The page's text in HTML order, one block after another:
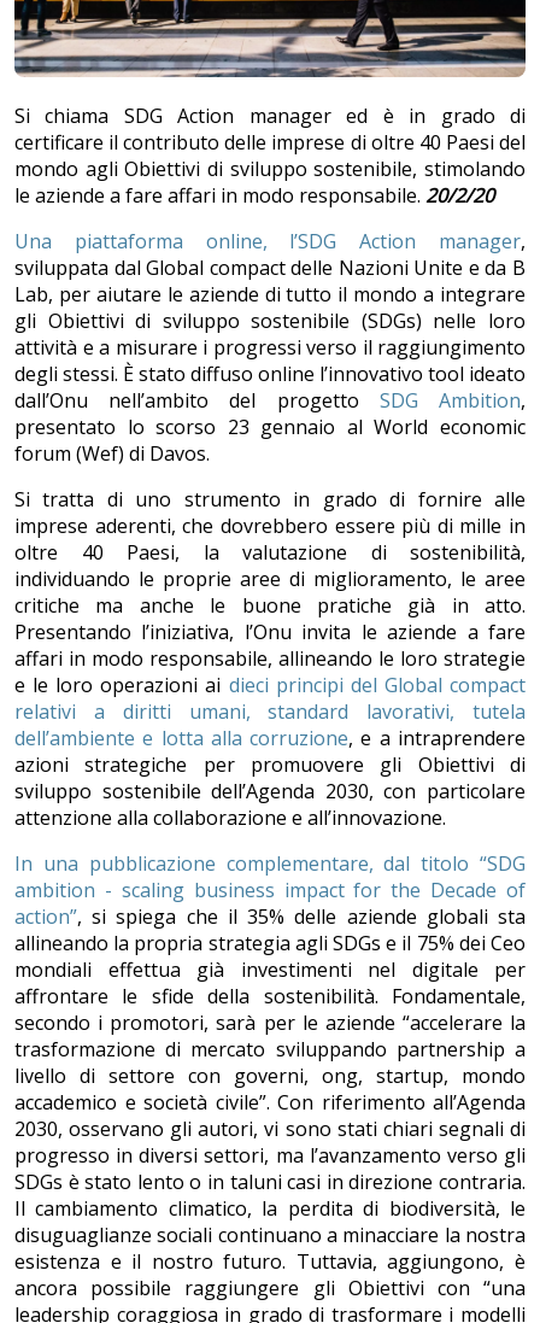
Si chiama SDG Action manager ed è in grado di
certificare il contributo delle imprese di oltre 40 Paesi del
mondo agli Obiettivi di sviluppo sostenibile, stimolando
le aziende a fare affari in modo responsabile. 20/2/20
Una piattaforma online, l’SDG Action manager,
sviluppata dal Global compact delle Nazioni Unite e da B
Lab, per aiutare le aziende di tutto il mondo a integrare
gli Obiettivi di sviluppo sostenibile (SDGs) nelle loro
attività e a misurare i progressi verso il raggiungimento
degli stessi. È stato diffuso online l’innovativo tool ideato
dall’Onu nell’ambito del progetto SDG Ambition,
presentato lo scorso 23 gennaio al World economic
forum (Wef) di Davos.
Si tratta di uno strumento in grado di fornire alle
imprese aderenti, che dovrebbero essere più di mille in
oltre 40 Paesi, la valutazione di sostenibilità,
individuando le proprie aree di miglioramento, le aree
critiche ma anche le buone pratiche già in atto.
Presentando l’iniziativa, l’Onu invita le aziende a fare
affari in modo responsabile, allineando le loro strategie
e le loro operazioni ai dieci principi del Global compact
relativi a diritti umani, standard lavorativi, tutela
dell’ambiente e lotta alla corruzione, e a intraprendere
azioni strategiche per promuovere gli Obiettivi di
sviluppo sostenibile dell’Agenda 2030, con particolare
attenzione alla collaborazione e all’innovazione.
In una pubblicazione complementare, dal titolo “SDG
ambition - scaling business impact for the Decade of
action”, si spiega che il 35% delle aziende globali sta
allineando la propria strategia agli SDGs e il 75% dei Ceo
mondiali effettua già investimenti nel digitale per
affrontare le sfide della sostenibilità. Fondamentale,
secondo i promotori, sarà per le aziende “accelerare la
trasformazione di mercato sviluppando partnership a
livello di settore con governi, ong, startup, mondo
accademico e società civile”. Con riferimento all’Agenda
2030, osservano gli autori, vi sono stati chiari segnali di
progresso in diversi settori, ma l’avanzamento verso gli
SDGs è stato lento o in taluni casi in direzione contraria.
Il cambiamento climatico, la perdita di biodiversità, le
disuguaglianze sociali continuano a minacciare la nostra
esistenza e il nostro futuro. Tuttavia, aggiungono, è
ancora possibile raggiungere gli Obiettivi con “una
leadership coraggiosa in grado di trasformare i modelli